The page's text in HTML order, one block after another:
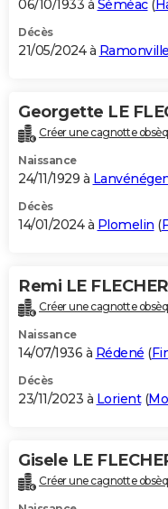
06/10/1933 à Séméac(
Décès
21/05/2024 à
Georgette LE
Créer une cagnotte
Naissance
24/11/1929 à
Décès
14/01/2024 à Plomelin (
Remi LE FLECHER
Créer une cagnotte
Naissance
14/07/1936 à Rédené (
Décès
23/11/2023 à Lorient(
Gisele LE
Créer une cagnotte